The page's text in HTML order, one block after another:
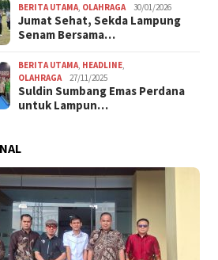
BERITA UTAMA OLAHRAGA 30/01/2026
Jumat Sehat, Sekda Lampung
Senam Bersama…
BERITA UTAMA HEADLINE
OLAHRAGA
27/11/2025
Suldin Sumbang Emas Perdana
untuk Lampun…